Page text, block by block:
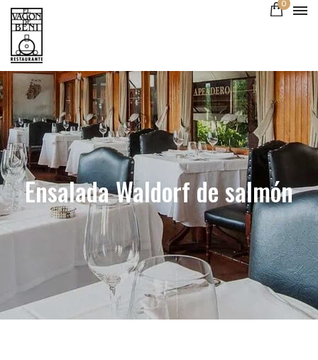
0
Ensalada Waldorf de salmón